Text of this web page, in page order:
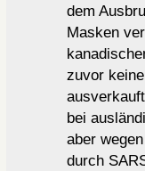
dem
Masken
zuvor
bei
aber
durch